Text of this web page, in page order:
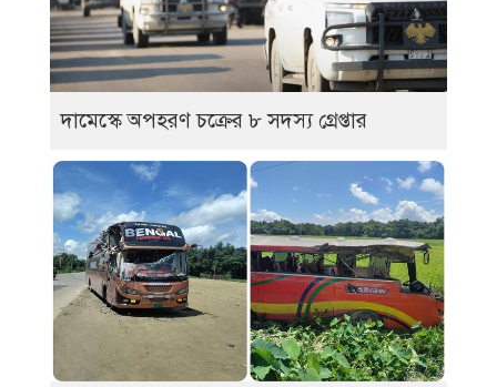
দামেস্কে অপহরণ চক্রের ৮ সদস্য গ্রেপ্তার